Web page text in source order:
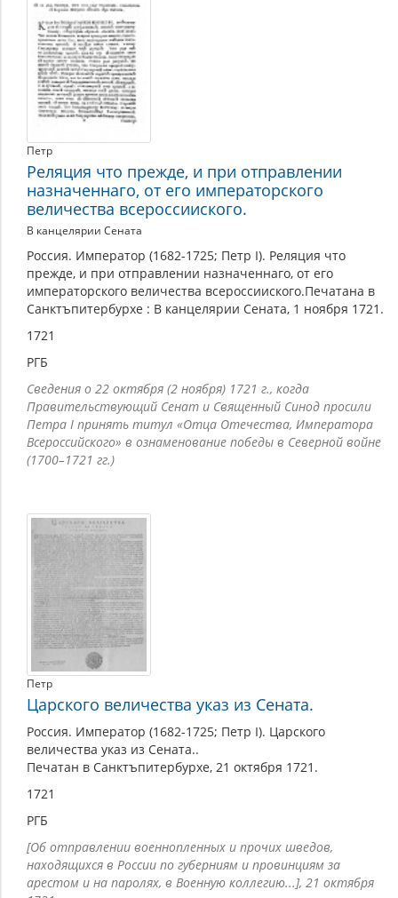
Петр
Реляция что прежде, и при отправлении
назначеннаго, от его императорского
величества всероссииского.
В канцелярии Сената
Россия. Император (1682-1725; Петр I). Реляция что
прежде, и при отправлении назначеннаго, от его
императорского величества всероссииского.Печатана в
Санктъпитербурхе : В канцелярии Сената, 1 ноября 1721.
1721
РГБ
Сведения о 22 октября (2 ноября) 1721 г., когда
Правительствующий Сенат и Священный Синод просили
Петра I принять титул «Отца Отечества, Императора
Всероссийского» в ознаменование победы в Северной войне
(1700–1721 гг.)
Петр
Царского величества указ из Сената.
Россия. Император (1682-1725; Петр I). Царского
величества указ из Сената..
Печатан в Санктъпитербурхе, 21 октября 1721.
1721
РГБ
[Об отправлении военнопленных и прочих шведов,
находящихся в России по губерниям и провинциям за
арестом и на паролях, в Военную коллегию...], 21 октября